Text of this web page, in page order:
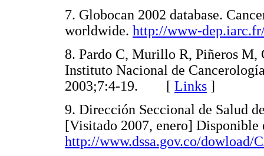
7. Globocan 2002 database.
worldwide. http://www-
8. Pardo C, Murillo R, Piñeros M,
Instituto Nacional de
2003;7:4-19. [ Links ]
9. Dirección Seccional de Salud
[Visitado 2007, enero] Disponible
http://www.dssa.gov.co/dowload/